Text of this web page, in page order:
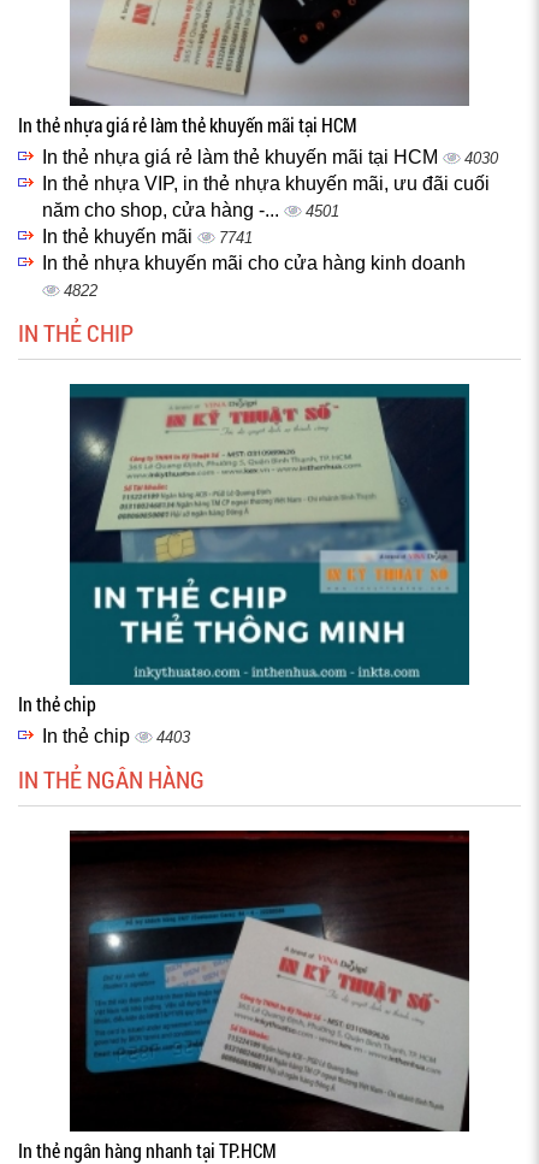
In thẻ nhựa giá rẻ làm thẻ khuyến mãi tại HCM
In thẻ nhựa giá rẻ làm thẻ khuyến mãi tại HCM 4030
In thẻ nhựa VIP, in thẻ nhựa khuyến mãi, ưu đãi cuối
năm cho shop, cửa hàng -...
4501
In thẻ khuyến mãi 7741
In thẻ nhựa khuyến mãi cho cửa hàng kinh doanh
4822
IN THẺ CHIP
In thẻ chip
In thẻ chip 4403
IN THẺ NGÂN HÀNG
In thẻ ngân hàng nhanh tại TP.HCM